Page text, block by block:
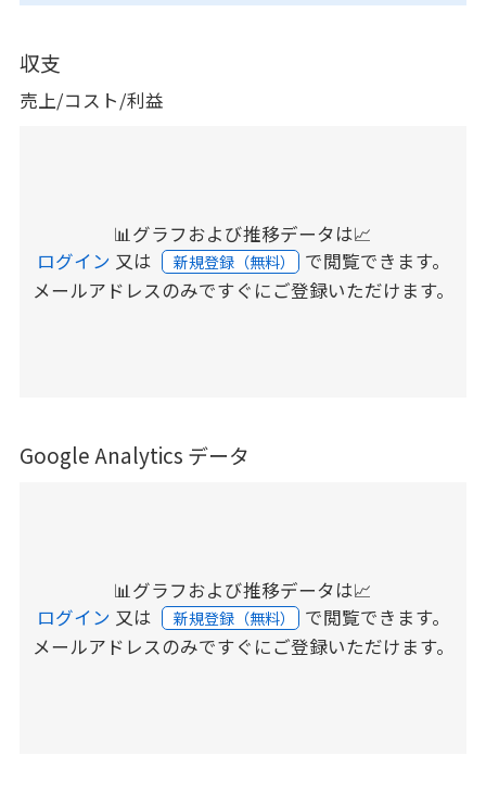
収支
売上/コスト/利益
📊グラフおよび推移データは📈
ログイン 又は 新規登録（無料） で閲覧できます。
メールアドレスのみですぐにご登録いただけます。
Google Analytics データ
📊グラフおよび推移データは📈
ログイン 又は 新規登録（無料） で閲覧できます。
メールアドレスのみですぐにご登録いただけます。